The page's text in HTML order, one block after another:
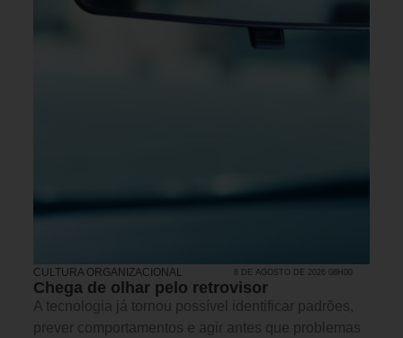
CULTURA ORGANIZACIONAL 8 DE AGOSTO DE 2026 08H00
Chega de olhar pelo retrovisor
A tecnologia já tornou possível identificar padrões,
prever comportamentos e agir antes que problemas